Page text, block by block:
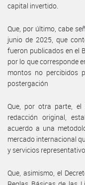
capital invertido.
Que, por último, cabe
junio de 2025, que
fueron publicados en el
por lo que corresponde
montos no percibidos
postergación
Que, por otra parte,
redacción original,
acuerdo a una
mercado internacional
y servicios
Que, asimismo, el